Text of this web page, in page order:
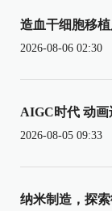
造血干细胞移
2026-08-06 02:30
AIGC时代 动画
2026-08-05 09:33
纳米制造，探